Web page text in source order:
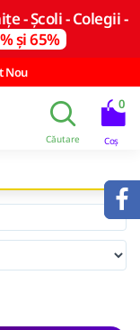
- Școli - Colegii -
și 65%
Nou
0